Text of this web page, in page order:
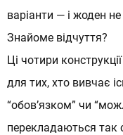
варіанти — і жоден
Знайоме відчуття?
Ці чотири
для тих, хто вивчає
“обов’язком” чи
перекладаються